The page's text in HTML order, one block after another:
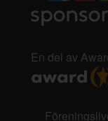
En del av